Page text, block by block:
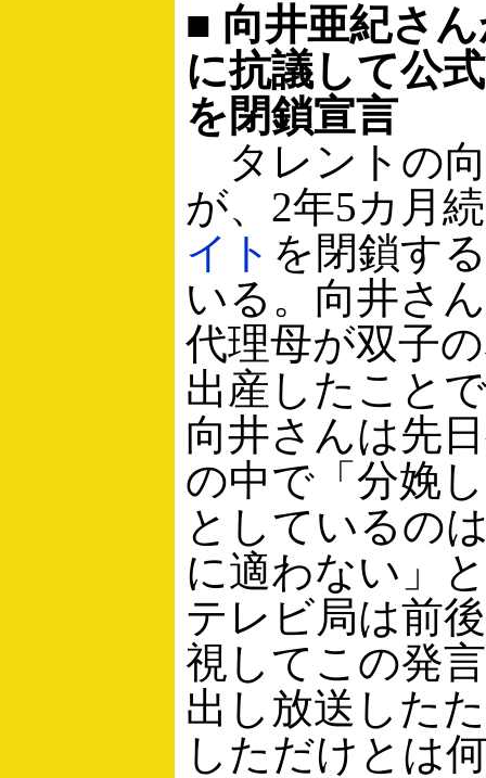
■ 向井亜紀さ
に抗議して公
を閉鎖宣言
タレントの
が、2年5カ月
イト を閉鎖する
いる。向井さ
代理母が双子
出産したこと
向井さんは先
の中で「分娩
としているの
に適わない」
テレビ局は前
視してこの発
出し放送した
しただけとは